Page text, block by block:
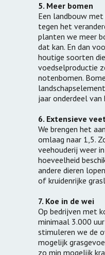
5. Meer bomen
Een landbouw
tegen het
planten we meer
dat kan. En dan
houtige soorten
voedselproductie
notenbomen.
jaar onderdeel
6. Extensieve
We brengen het
omlaag naar 1,5.
veehouderij weer
hoeveelheid
andere dieren
of kruidenrijke
7. Koe in de wei
Op bedrijven met
minimaal 3.000
stimuleren we de
mogelijk
zo min mogelijk